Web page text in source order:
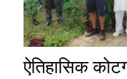
ऐतिहासिक